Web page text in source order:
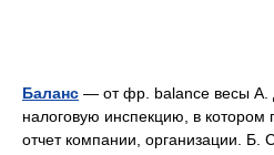
Баланс — от фр. balance весы А.
налоговую инспекцию, в котором
отчет компании, организации. Б.